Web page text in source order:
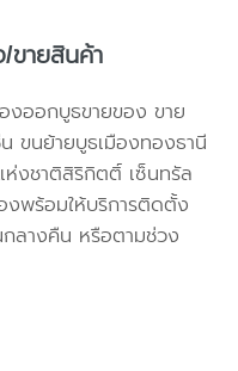
ขายสินค้า
งออกบูธขายของ ขาย
ขนย้ายบูธเมืองทองธานี
ห่งชาติสิริกิตติ์ เซ็นทรัล
งพร้อมให้บริการติดตั้ง
ลางคืน หรือตามช่วง